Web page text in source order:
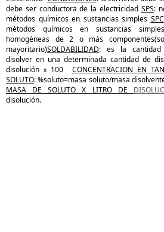
debe ser conductora de la electricidad SPS:
métodos químicos en sustancias simples SPC
métodos químicos en sustancias
homogéneas de 2 o más
mayoritario)SOLDABILIDAD: es la
disolver en una determinada cantidad de
disoluciónx 100 CONCENTRACION EN
SOLUTO: %soluto=masa soluto/masa
MASA DE SOLUTO X LITRO DE
disolución.